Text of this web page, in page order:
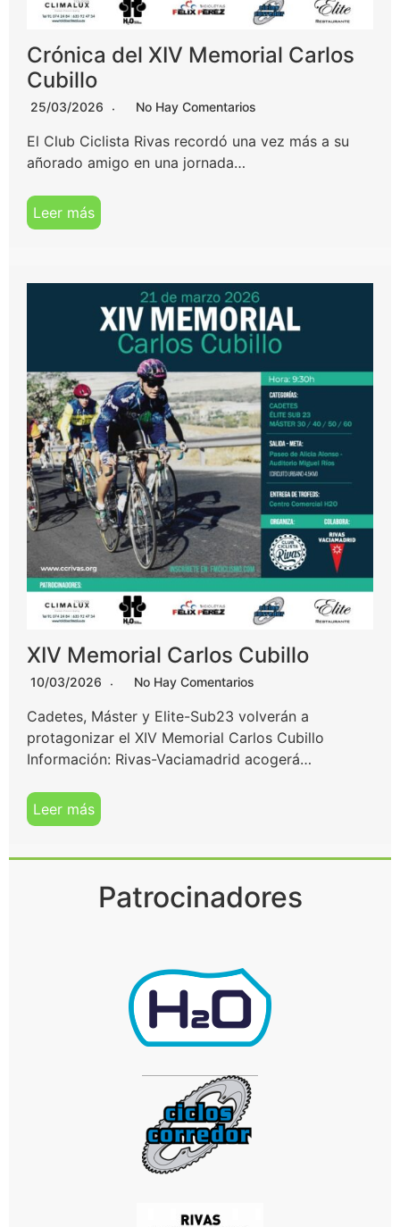
Crónica del XIV Memorial Carlos
Cubillo
25/03/2026 No Hay Comentarios
El Club Ciclista Rivas recordó una vez más a su
añorado amigo en una jornada…
Leer más
XIV Memorial Carlos Cubillo
10/03/2026 No Hay Comentarios
Cadetes, Máster y Elite-Sub23 volverán a
protagonizar el XIV Memorial Carlos Cubillo
Información: Rivas-Vaciamadrid acogerá…
Leer más
Patrocinadores